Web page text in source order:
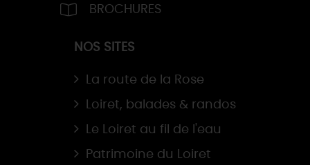
BROCHURES
NOS SITES
La route de la Rose
Loiret, balades & randos
Le Loiret au fil de l'eau
Patrimoine du Loiret